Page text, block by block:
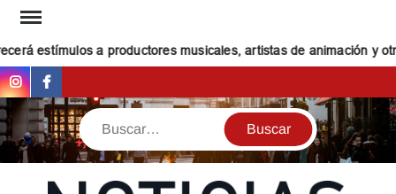
Saltar
contenido
estímulos a productores musicales, artistas de animación y
InstagramFacebook
Buscar